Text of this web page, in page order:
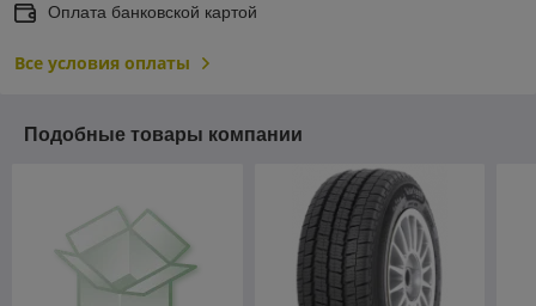
Оплата банковской картой
Все условия оплаты
Подобные товары компании